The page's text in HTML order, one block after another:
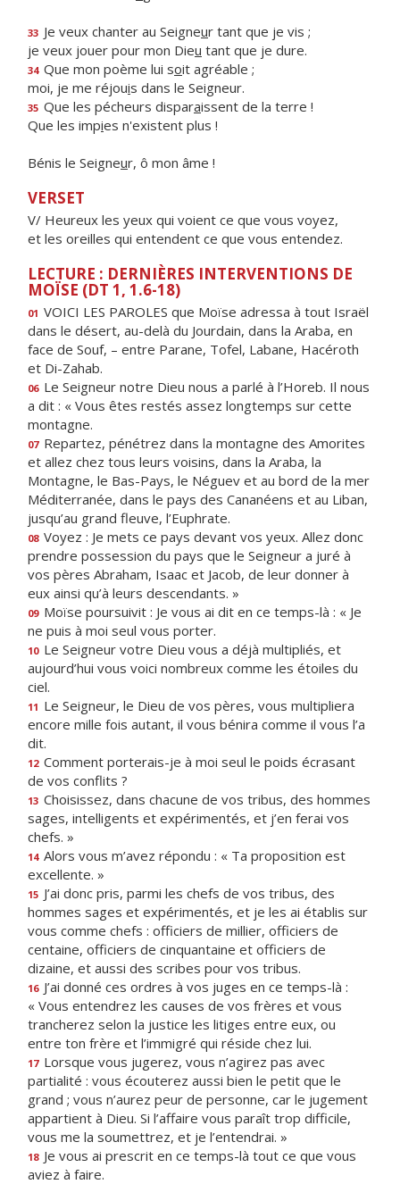
33 Je veux chanter au Seigneur tant que je vis ;
je veux jouer pour mon Dieu tant que je dure.
34 Que mon poème lui soit agréable ;
moi, je me réjouis dans le Seigneur.
35 Que les pécheurs disparaissent de la terre !
Que les impies n'existent plus !
Bénis le Seigneur, ô mon âme !
VERSET
V/ Heureux les yeux qui voient ce que vous voyez,
et les oreilles qui entendent ce que vous entendez.
LECTURE : DERNIÈRES INTERVENTIONS DE
MOÏSE (DT 1, 1.6-18)
01 VOICI LES PAROLES que Moïse adressa à tout Israël
dans le désert, au-delà du Jourdain, dans la Araba, en
face de Souf, – entre Parane, Tofel, Labane, Hacéroth
et Di-Zahab.
06 Le Seigneur notre Dieu nous a parlé à l’Horeb. Il nous
a dit : « Vous êtes restés assez longtemps sur cette
montagne.
07 Repartez, pénétrez dans la montagne des Amorites
et allez chez tous leurs voisins, dans la Araba, la
Montagne, le Bas-Pays, le Néguev et au bord de la mer
Méditerranée, dans le pays des Cananéens et au Liban,
jusqu’au grand fleuve, l’Euphrate.
08 Voyez : Je mets ce pays devant vos yeux. Allez donc
prendre possession du pays que le Seigneur a juré à
vos pères Abraham, Isaac et Jacob, de leur donner à
eux ainsi qu’à leurs descendants. »
09 Moïse poursuivit : Je vous ai dit en ce temps-là : « Je
ne puis à moi seul vous porter.
10 Le Seigneur votre Dieu vous a déjà multipliés, et
aujourd’hui vous voici nombreux comme les étoiles du
ciel.
11 Le Seigneur, le Dieu de vos pères, vous multipliera
encore mille fois autant, il vous bénira comme il vous l’a
dit.
12 Comment porterais-je à moi seul le poids écrasant
de vos conflits ?
13 Choisissez, dans chacune de vos tribus, des hommes
sages, intelligents et expérimentés, et j’en ferai vos
chefs. »
14 Alors vous m’avez répondu : « Ta proposition est
excellente. »
15 J’ai donc pris, parmi les chefs de vos tribus, des
hommes sages et expérimentés, et je les ai établis sur
vous comme chefs : officiers de millier, officiers de
centaine, officiers de cinquantaine et officiers de
dizaine, et aussi des scribes pour vos tribus.
16 J’ai donné ces ordres à vos juges en ce temps-là :
« Vous entendrez les causes de vos frères et vous
trancherez selon la justice les litiges entre eux, ou
entre ton frère et l’immigré qui réside chez lui.
17 Lorsque vous jugerez, vous n’agirez pas avec
partialité : vous écouterez aussi bien le petit que le
grand ; vous n’aurez peur de personne, car le jugement
appartient à Dieu. Si l’affaire vous paraît trop difficile,
vous me la soumettrez, et je l’entendrai. »
18 Je vous ai prescrit en ce temps-là tout ce que vous
aviez à faire.